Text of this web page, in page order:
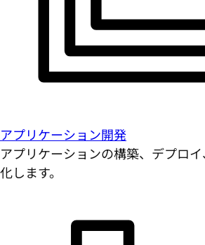
アプリケーション開発
アプリケーションの構築、デプロ
化します。